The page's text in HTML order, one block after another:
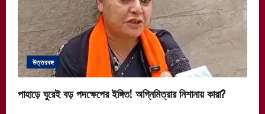
উত্তরবঙ্গ
পাহাড়ে ঘুরেই বড় পদক্ষেপের ইঙ্গিত! অগ্নিমিত্রার নিশানায় কারা?